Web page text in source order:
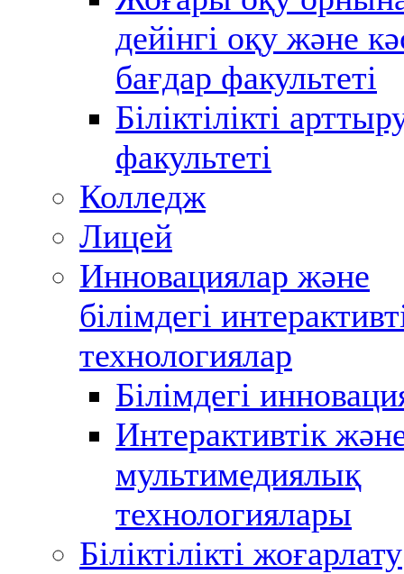
дейінгі оқу және
бағдар факультеті
Біліктілікті
факультеті
Колледж
Лицей
Инновациялар және
білімдегі
технологиялар
Білімдегі
Интерактивтік
мультимедиялық
технологиялары
Біліктілікті жоғарлату